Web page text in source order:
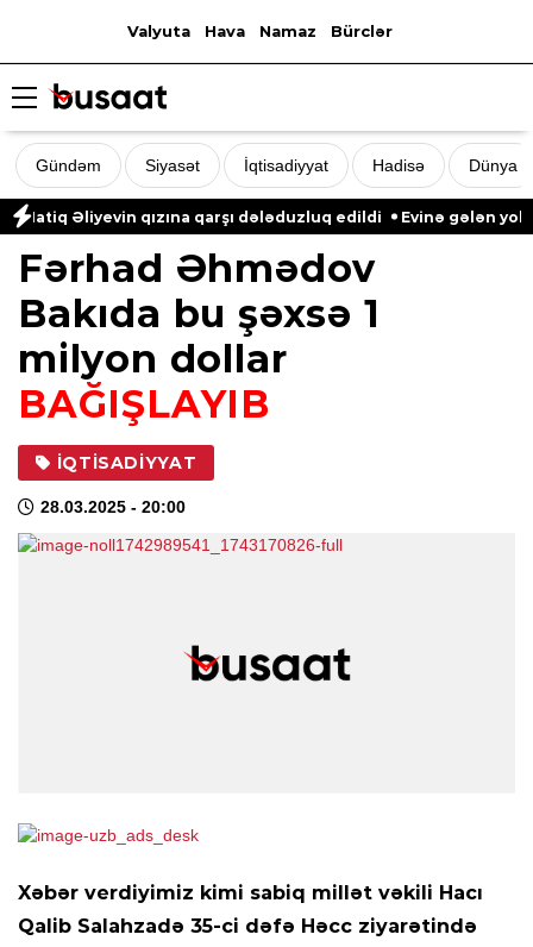
Valyuta Hava Namaz Bürclər
Gündəm Siyasət İqtisadiyyat Hadisə Dünya
Əliyevin qızına qarşı dələduzluq edildi Evinə gələn yol
Fərhad Əhmədov
Bakıda bu şəxsə 1
milyon dollar
BAĞIŞLAYIB
İQTISADIYYAT
28.03.2025 - 20:00
Xəbər verdiyimiz kimi sabiq millət vəkili Hacı
Qalib Salahzadə 35-ci dəfə Həcc ziyarətində